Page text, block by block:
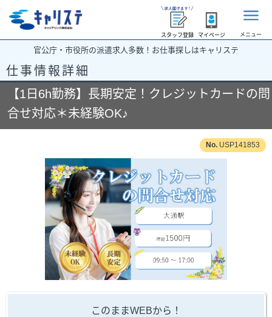
スタッフ登録 マイページ メニュー
官公庁・市役所の派遣求人多数！お仕事探しはキャリステ
仕事情報詳細
【1日6h勤務】長期安定！クレジットカードの問
合せ対応＊未経験OK♪
USP141853
このままWEBから！